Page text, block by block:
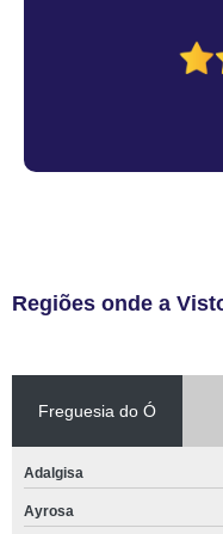
Regiões onde a
Freguesia do Ó
Adalgisa
Ayrosa